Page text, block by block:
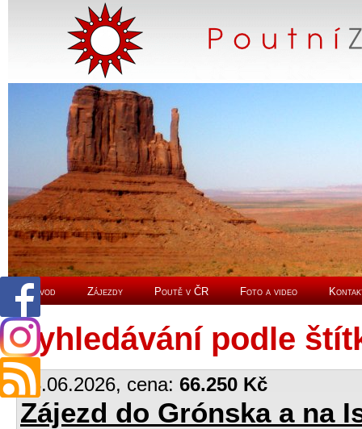
Úvod Zájezdy Poutě v ČR Foto a video
Vyhledávání podle
13.06.2026, cena: 66.250 Kč
Zájezd do Grónska a na